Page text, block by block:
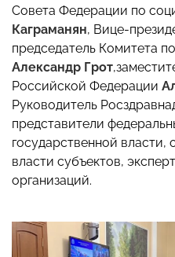
Совета Федерации по
Каграманян, Вице-
председатель Комитета
Александр Грот
Российской Федерации
Руководитель
представители
государственной власти,
власти субъектов,
организаций.